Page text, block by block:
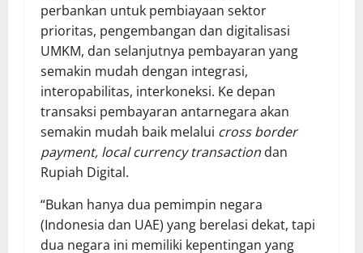
perbankan untuk pembiayaan sektor
prioritas, pengembangan dan digitalisasi
UMKM, dan selanjutnya pembayaran yang
semakin mudah dengan integrasi,
interopabilitas, interkoneksi. Ke depan
transaksi pembayaran antarnegara akan
semakin mudah baik melalui cross border
payment, local currency transaction dan
Rupiah Digital.
“Bukan hanya dua pemimpin negara
(Indonesia dan UAE) yang berelasi dekat, tapi
dua negara ini memiliki kepentingan yang